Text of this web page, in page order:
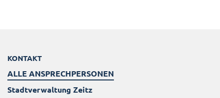
KONTAKT
ALLE ANSPRECHPERSONEN
Stadtverwaltung Zeitz